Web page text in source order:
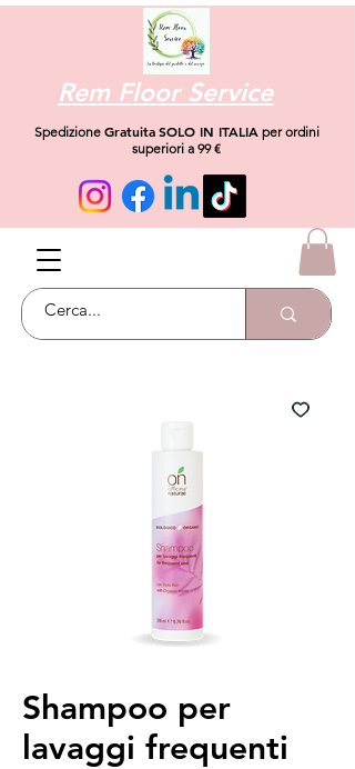
Rem Floor Service
Spedizione Gratuita SOLO IN ITALIAper ordini
superiori a 99 €
Shampoo per
lavaggi frequenti